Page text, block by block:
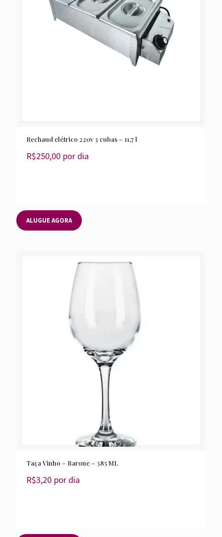
Rechaud elétrico 220v 3 cubas – 11,7 l
R$250,00 por dia
ALUGUE AGORA
Taça Vinho – Barone – 385 ML
R$3,20 por dia